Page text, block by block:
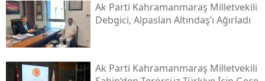
Ak Parti Kahramanmaraş Milletvekili
Debgici, Alpaslan Altındaş’ı Ağırladı
Ak Parti Kahramanmaraş Milletvekili